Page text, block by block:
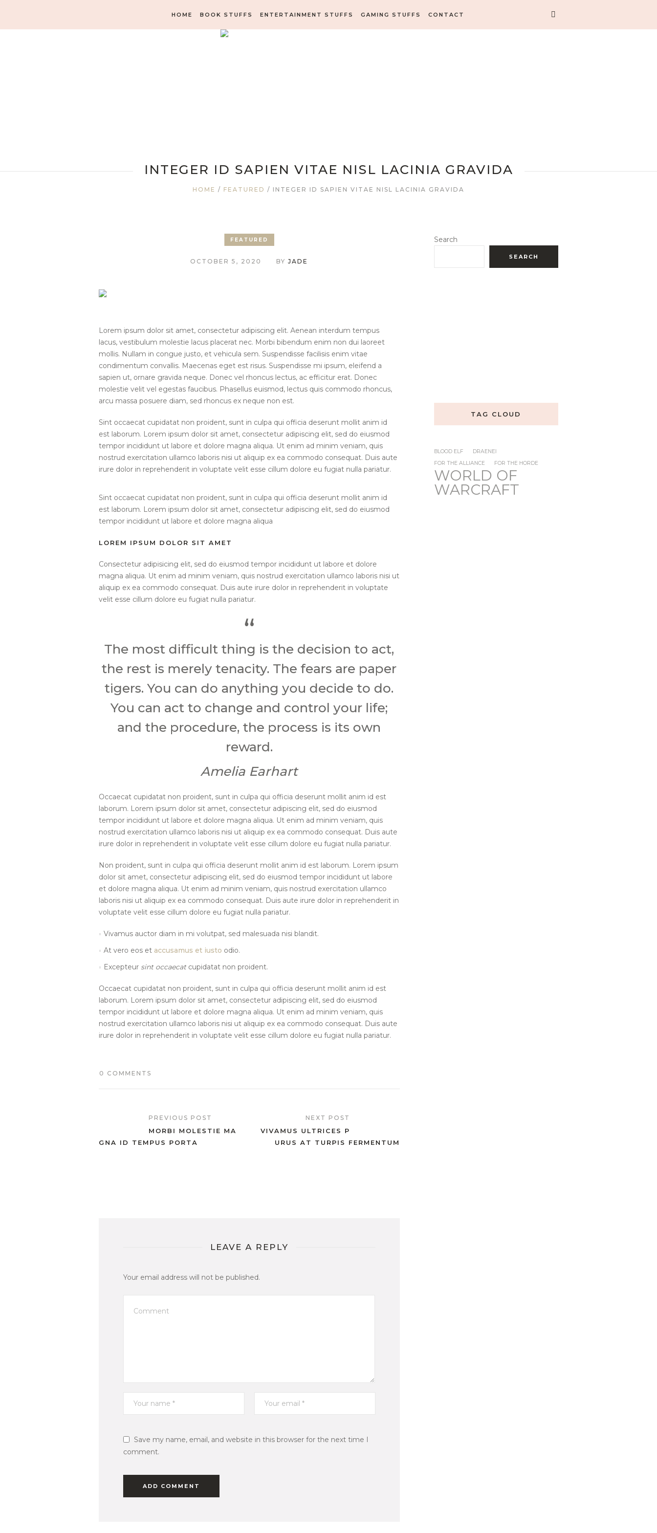
HOME BOOK STUFFS ENTERTAINMENT STUFFS GAMING STUFFS CONTACT
INTEGER ID SAPIEN VITAE NISL LACINIA GRAVIDA
HOME / FEATURED / INTEGER ID SAPIEN VITAE NISL LACINIA GRAVIDA
FEATURED
OCTOBER 5, 2020 BYJADE
Lorem ipsum dolor sit amet, consectetur adipiscing elit. Aenean interdum tempus
lacus, vestibulum molestie lacus placerat nec. Morbi bibendum enim non dui laoreet
mollis. Nullam in congue justo, et vehicula sem. Suspendisse facilisis enim vitae
condimentum convallis. Maecenas eget est risus. Suspendisse mi ipsum, eleifend a
sapien ut, ornare gravida neque. Donec vel rhoncus lectus, ac efficitur erat. Donec
molestie velit vel egestas faucibus. Phasellus euismod, lectus quis commodo rhoncus,
arcu massa posuere diam, sed rhoncus ex neque non est.
Sint occaecat cupidatat non proident, sunt in culpa qui officia deserunt mollit anim id
est laborum. Lorem ipsum dolor sit amet, consectetur adipiscing elit, sed do eiusmod
tempor incididunt ut labore et dolore magna aliqua. Ut enim ad minim veniam, quis
nostrud exercitation ullamco laboris nisi ut aliquip ex ea commodo consequat. Duis aute
irure dolor in reprehenderit in voluptate velit esse cillum dolore eu fugiat nulla pariatur.
Sint occaecat cupidatat non proident, sunt in culpa qui officia deserunt mollit anim id
est laborum. Lorem ipsum dolor sit amet, consectetur adipiscing elit, sed do eiusmod
tempor incididunt ut labore et dolore magna aliqua
LOREM IPSUM DOLOR SIT AMET
Consectetur adipisicing elit, sed do eiusmod tempor incididunt ut labore et dolore
magna aliqua. Ut enim ad minim veniam, quis nostrud exercitation ullamco laboris nisi ut
aliquip ex ea commodo consequat. Duis aute irure dolor in reprehenderit in voluptate
velit esse cillum dolore eu fugiat nulla pariatur.
The most difficult thing is the decision to act,
the rest is merely tenacity. The fears are paper
tigers. You can do anything you decide to do.
You can act to change and control your life;
and the procedure, the process is its own
reward.
Amelia Earhart
Occaecat cupidatat non proident, sunt in culpa qui officia deserunt mollit anim id est
laborum. Lorem ipsum dolor sit amet, consectetur adipiscing elit, sed do eiusmod
tempor incididunt ut labore et dolore magna aliqua. Ut enim ad minim veniam, quis
nostrud exercitation ullamco laboris nisi ut aliquip ex ea commodo consequat. Duis aute
irure dolor in reprehenderit in voluptate velit esse cillum dolore eu fugiat nulla pariatur.
Non proident, sunt in culpa qui officia deserunt mollit anim id est laborum. Lorem ipsum
dolor sit amet, consectetur adipiscing elit, sed do eiusmod tempor incididunt ut labore
et dolore magna aliqua. Ut enim ad minim veniam, quis nostrud exercitation ullamco
laboris nisi ut aliquip ex ea commodo consequat. Duis aute irure dolor in reprehenderit in
voluptate velit esse cillum dolore eu fugiat nulla pariatur.
Vivamus auctor diam in mi volutpat, sed malesuada nisi blandit.
At vero eos et accusamus et iusto odio.
Excepteur sint occaecatcupidatat non proident.
Occaecat cupidatat non proident, sunt in culpa qui officia deserunt mollit anim id est
laborum. Lorem ipsum dolor sit amet, consectetur adipiscing elit, sed do eiusmod
tempor incididunt ut labore et dolore magna aliqua. Ut enim ad minim veniam, quis
nostrud exercitation ullamco laboris nisi ut aliquip ex ea commodo consequat. Duis aute
irure dolor in reprehenderit in voluptate velit esse cillum dolore eu fugiat nulla pariatur.
0 COMMENTS
PREVIOUS POST
MORBI MOLESTIE MA
GNA ID TEMPUS PORTA
NEXT POST
VIVAMUS ULTRICES P
URUS AT TURPIS FERMENTUM
LEAVE A REPLY
Your email address will not be published.
Save my name, email, and website in this browser for the next time I
comment.
Search
SEARCH
TAG CLOUD
BLOOD ELF
DRAENEI
FOR THE ALLIANCE
FOR THE HORDE
WORLD OF
WARCRAFT